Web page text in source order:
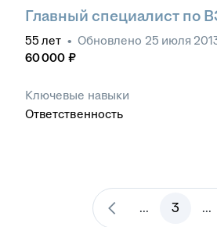
Главный специалист по
55 лет • Обновлено 25 июля
60 000 ₽
Ключевые навыки
Ответственность
... 3 ...